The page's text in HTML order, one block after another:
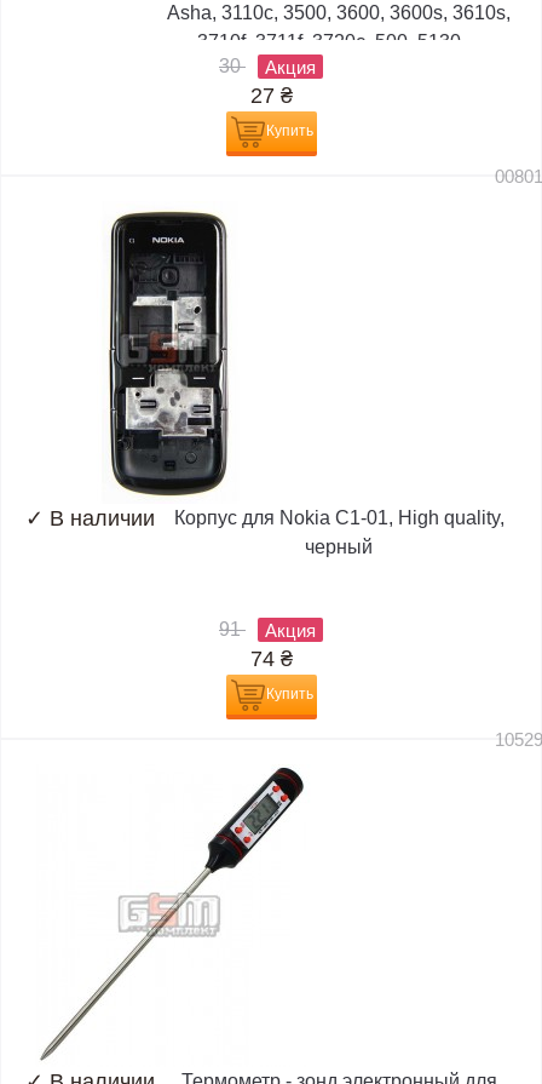
Asha, 3110c, 3500, 3600, 3600s, 3610s,
3710f, 3711f, 3720c, 500, 5130,...
30
Акция
27 ₴
Купить
✓ В наличии
Корпус для Nokia C1-01, High quality,
черный
91 Акция
74 ₴
Купить